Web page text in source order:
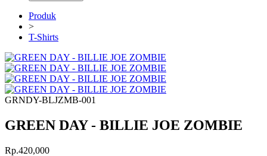
Produk
>
T-Shirts
GRNDY-BLJZMB-001
GREEN DAY - BILLIE JOE ZOMBIE
Rp.420,000